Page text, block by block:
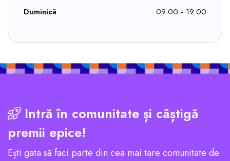
Duminică
09:00 - 19:00
Intră în comunitate și câștigă
premii epice!
Ești gata să faci parte din cea mai tare comunitate de